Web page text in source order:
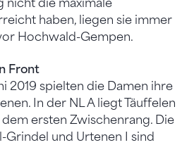
nicht die maximale
haben, liegen sie immer
Hochwald-Gempen.
Front
2019 spielten die Damen ihre
In der NL A liegt Täuffelen
dem ersten Zwischenrang. Die
und Urtenen I sind